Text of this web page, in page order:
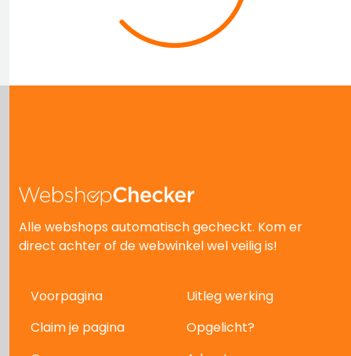
Alle webshops automatisch gecheckt. Kom er
direct achter of de webwinkel wel veilig is!
Voorpagina
Uitleg werking
Claim je pagina
Opgelicht?